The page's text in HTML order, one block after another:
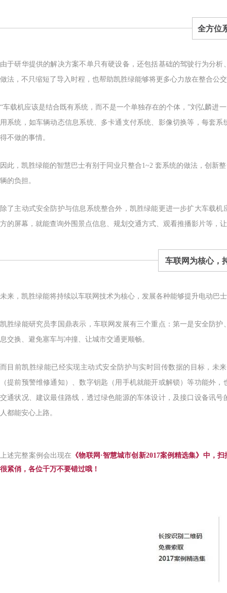
全方位
由于研华提供的解决方案不单只有硬设备，还包括基础的驾驶行为分
做法，不只缩短了导入时程，也帮助凯胜绿能够将更多心力放在整合公
“车载机应该是结合既有系统，而不是一个单独存在的个体，”刘弘麟进
用系统，如车辆动态信息系统、多卡通支付系统、影像切换等，每套
得不做的事情。
因此，凯胜绿能的智慧巴士有别于同业只整合1~2 套系统的做法，创新
辆的负担。
除了主动式安全防护与信息系统整合外，凯胜绿能更进一步扩大车载
方的屏幕，就能查询外围景点信息、规划交通方式、观看推播影片等，
车联网为核心，
未来，凯胜绿能将持续以车联网技术为核心，发展各种能够提升电动巴
凯胜绿能研究员李国鼎表示，车联网发展有三个重点：第一是安全防
息交换、避免塞车与冲撞、让城市交通更顺畅。
而目前凯胜绿能已经实现主动式安全防护与实时回传数据的目标，未
（提前预警维修通知）、数字钥匙（用手机就能开或解锁）等功能外
交通状况、建议最佳路线，透过绿色能源的车体设计，及接口设备讯号
人都能安心上路。
上述完整案例会出现在 《物联网·智慧城市创新2017案例精选集》中 ， 扫
很紧俏，各位千万不要错过哦！